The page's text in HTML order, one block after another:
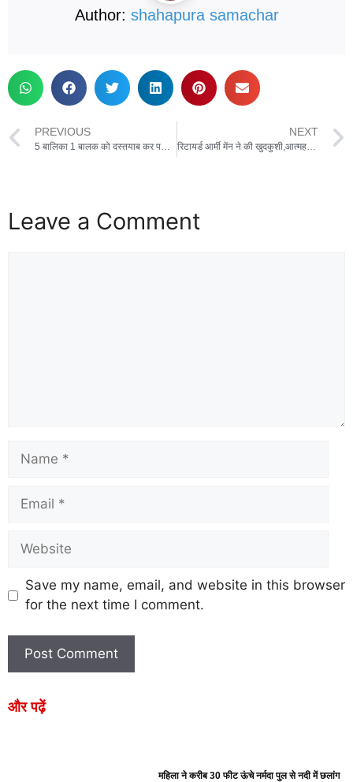
Author: shahapura samachar
PREVIOUS
5 बालिका 1 बालक को दस्तयाब कर परिजनों के सुपुर्द किया गया ,मामला स्लीमनाबाद थाने का
NEXT
रिटायर्ड आर्मी मेंन ने की खुदकुशी,आत्महत्या का कारण अज्ञात
Leave a Comment
Save my name, email, and website in this browser
for the next time I comment.
और पढ़ें
महिला ने करीब 30 फीट ऊंचे नर्मदा पुल से नदी में छलांग